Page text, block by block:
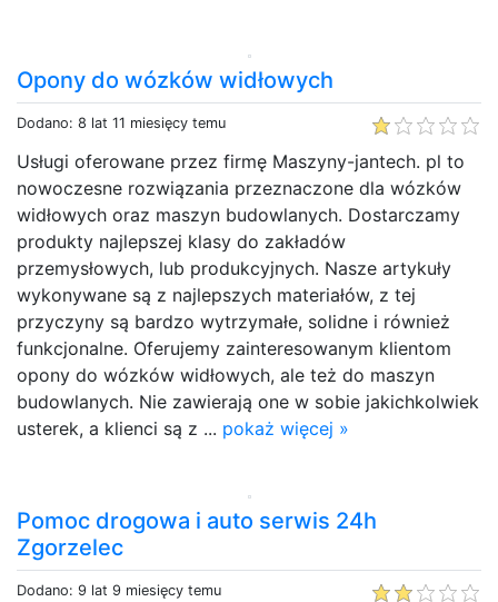
Opony do wózków widłowych
Dodano: 8 lat 11 miesięcy temu
Usługi oferowane przez firmę Maszyny-jantech. pl to
nowoczesne rozwiązania przeznaczone dla wózków
widłowych oraz maszyn budowlanych. Dostarczamy
produkty najlepszej klasy do zakładów
przemysłowych, lub produkcyjnych. Nasze artykuły
wykonywane są z najlepszych materiałów, z tej
przyczyny są bardzo wytrzymałe, solidne i również
funkcjonalne. Oferujemy zainteresowanym klientom
opony do wózków widłowych, ale też do maszyn
budowlanych. Nie zawierają one w sobie jakichkolwiek
usterek, a klienci są z ... pokaż więcej »
Pomoc drogowa i auto serwis 24h
Zgorzelec
Dodano: 9 lat 9 miesięcy temu